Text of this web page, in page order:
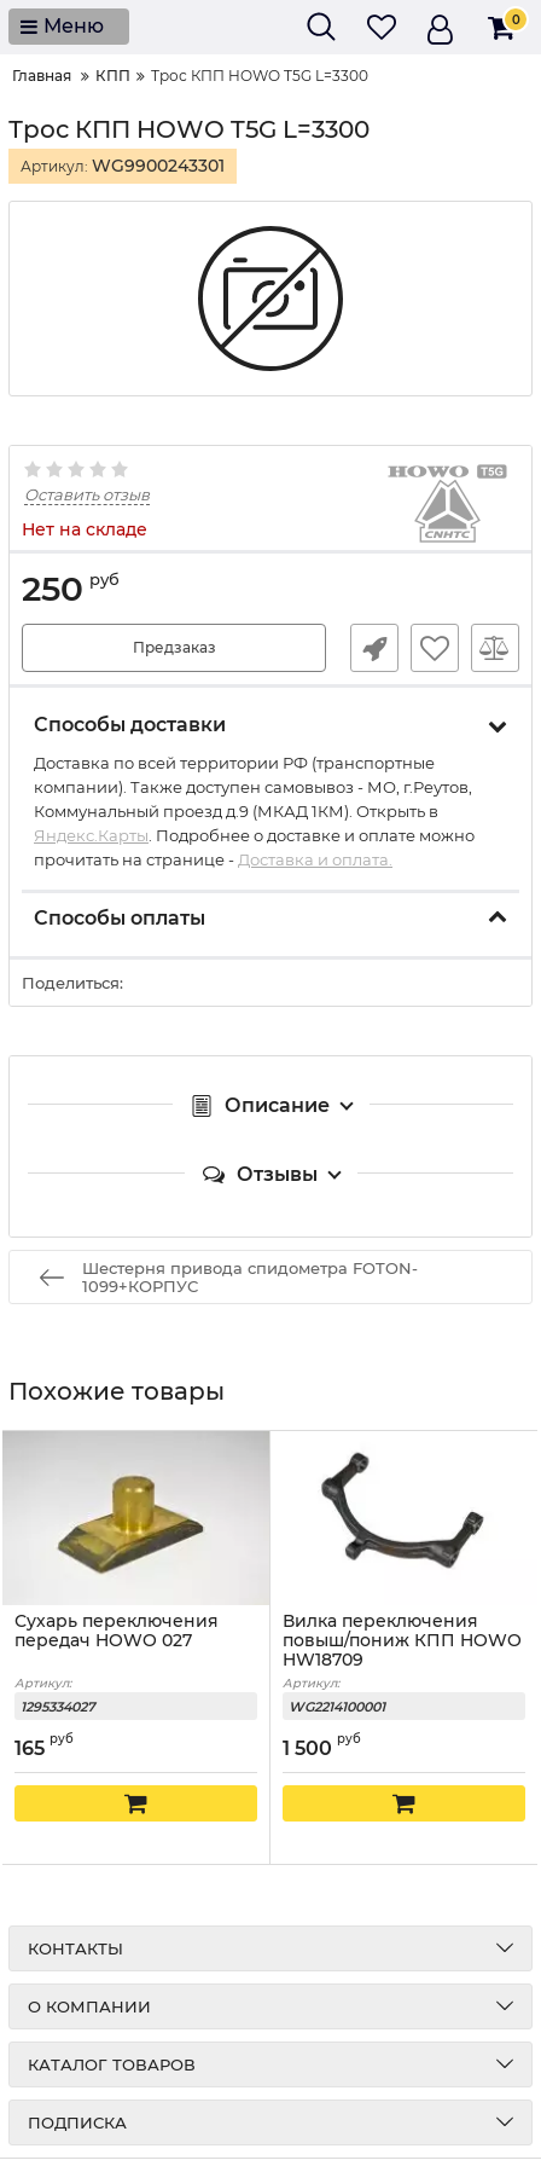
Меню 0
Главная КПП Трос КПП HOWO T5G L=3300
Трос КПП HOWO T5G L=3300
Артикул: WG9900243301
Оставить отзыв
Нет на складе
250 руб
Предзаказ
Способы доставки
Доставка по всей территории РФ (транспортные
компании). Также доступен самовывоз - МО, г.Реутов,
Коммунальный проезд д.9 (МКАД 1КМ). Открыть в
Яндекс.Карты . Подробнее о доставке и оплате можно
прочитать на странице - Доставка и оплата.
Способы оплаты
Поделиться:
Описание
Отзывы
Шестерня привода спидометра FOTON-
1099+КОРПУС
Похожие товары
Сухарь переключения
передач HOWO 027
Артикул:
1295334027
165 руб
Вилка переключения
повыш/пониж КПП HOWO
HW18709
Артикул:
WG2214100001
1 500 руб
КОНТАКТЫ
О КОМПАНИИ
КАТАЛОГ ТОВАРОВ
ПОДПИСКА